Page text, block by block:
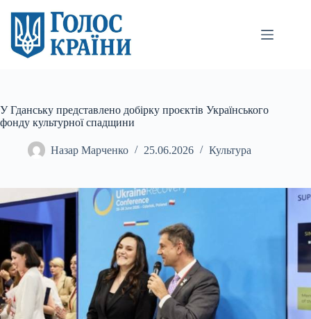
вмісту
У Гданську представлено добірку проєктів Українського
фонду культурної спадщини
Назар Марченко 25.06.2026 Культура